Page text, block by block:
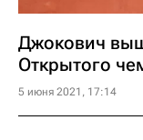
Джокович
Открытого
5 июня 2021, 17:14